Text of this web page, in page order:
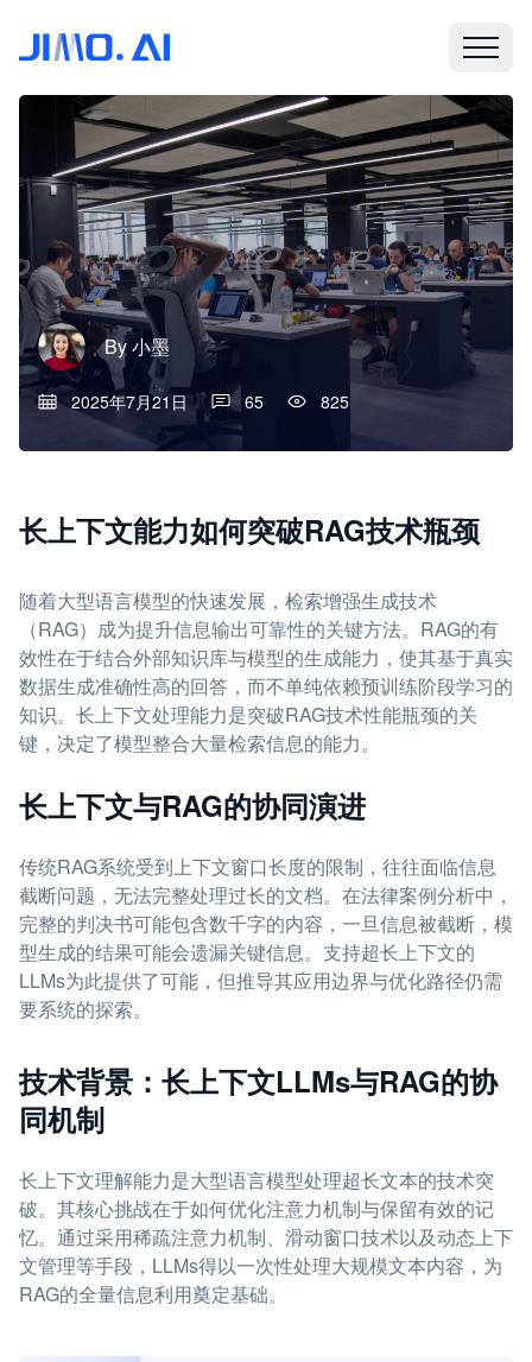
By小墨
2025年7月21日 65 825
长上下文能力如何突破RAG技术瓶颈
随着大型语言模型的快速发展，检索增强生成技术
（RAG）成为提升信息输出可靠性的关键方法。RAG的有
效性在于结合外部知识库与模型的生成能力，使其基于真实
数据生成准确性高的回答，而不单纯依赖预训练阶段学习的
知识。长上下文处理能力是突破RAG技术性能瓶颈的关
键，决定了模型整合大量检索信息的能力。
长上下文与RAG的协同演进
传统RAG系统受到上下文窗口长度的限制，往往面临信息
截断问题，无法完整处理过长的文档。在法律案例分析中，
完整的判决书可能包含数千字的内容，一旦信息被截断，模
型生成的结果可能会遗漏关键信息。支持超长上下文的
LLMs为此提供了可能，但推导其应用边界与优化路径仍需
要系统的探索。
技术背景：长上下文LLMs与RAG的协
同机制
长上下文理解能力是大型语言模型处理超长文本的技术突
破。其核心挑战在于如何优化注意力机制与保留有效的记
忆。通过采用稀疏注意力机制、滑动窗口技术以及动态上下
文管理等手段，LLMs得以一次性处理大规模文本内容，为
RAG的全量信息利用奠定基础。